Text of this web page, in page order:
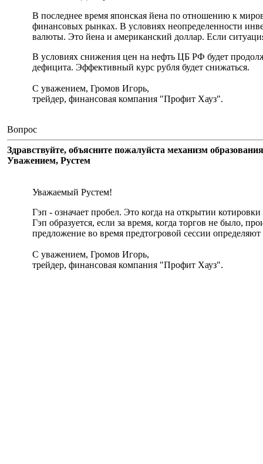
В последнее время японская йена по отношению к
финансовых рынках. В условиях неопределенности
валюты. Это йена и американский доллар. Если
В условиях снижения цен на нефть ЦБ РФ будет
дефицита. Эффективный курс рубля будет снижаться.
С уважением, Громов Игорь,
трейдер, финансовая компания "Профит Хауз".
Вопрос
Здравствуйте, объясните пожалуйста механизм
Уважением, Рустем
Уважаемый Рустем!
Гэп - означает пробел. Это когда на открытии
Гэп образуется, если за время, когда торгов не было,
предложение во время предтогровой сессии определяют
С уважением, Громов Игорь,
трейдер, финансовая компания "Профит Хауз".